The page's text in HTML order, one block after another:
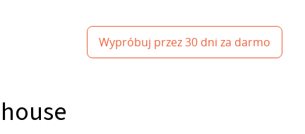
Wypróbuj przez 30 dni za darmo